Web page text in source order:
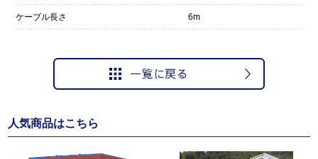
ケーブル長さ 6m
人気商品はこちら